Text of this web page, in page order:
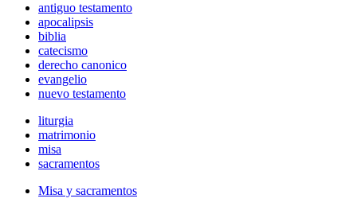
antiguo testamento
apocalipsis
biblia
catecismo
derecho canonico
evangelio
nuevo testamento
liturgia
matrimonio
misa
sacramentos
Misa y sacramentos